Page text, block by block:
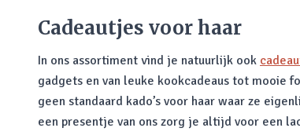
Cadeautjes voor haar
In ons assortiment vind je natuurlijk ook
gadgets en van leuke kookcadeaus tot mooie
geen standaard kado’s voor haar waar ze
een presentje van ons zorg je altijd voor een